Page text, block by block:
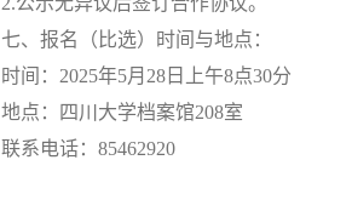
七、报名（比选）时间与地点：
时间： 2025年5月 28 日上午8点30分
地点：四川大学档案馆208室
联系电话： 85462920